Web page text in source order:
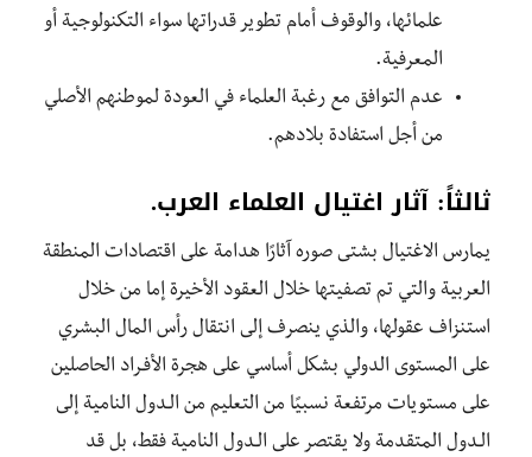
علمائها، والوقوف أمام تطوير قدراتها سواء التكنولوجية أو
المعرفية.
عدم التوافق مع رغبة العلماء في العودة لموطنهم الأصلي
من أجل استفادة بلادهم.
ثالثاً: آثار اغتيال العلماء العرب.
يمارس الاغتيال بشتى صوره آثارًا هدامة على اقتصادات المنطقة
العربية والتي تم تصفيتها خلال العقود الأخيرة إما من خلال
استنزاف عقولها، والذي ينصرف إلى انتقال رأس المال البشري
على المستوى الدولي بشكل أساسي على هجرة الأفـراد الحاصلين
على مستويات مرتفعة نسبيًا من التعليم من الـدول النامية إلى
الـدول المتقدمة ولا يقتصر على الـدول النامية فقط، بل قد